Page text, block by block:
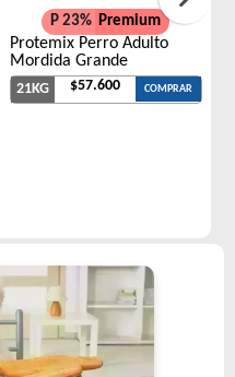
P 23% Premium
Protemix Perro Adulto
Mordida Grande
21KG $57.600 COMPRAR